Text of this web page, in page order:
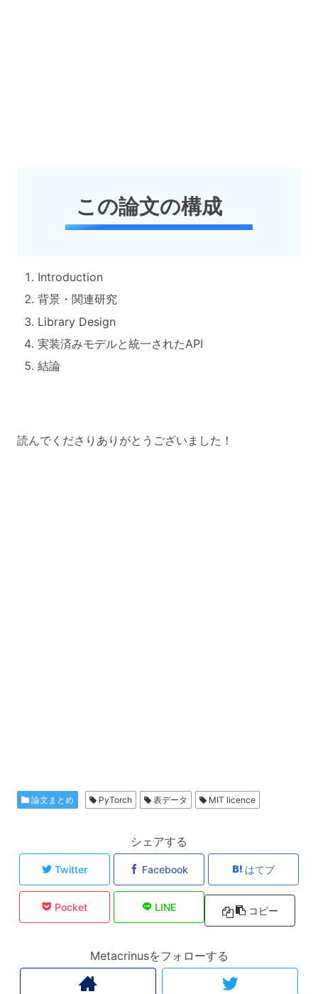
この論文の構成
Introduction
背景・関連研究
Library Design
実装済みモデルと統一されたAPI
結論
読んでくださりありがとうございました！
論文まとめ PyTorch 表データ MIT licence
シェアする
Twitter Facebook はてブ
Pocket LINE コピー
Metacrinusをフォローする